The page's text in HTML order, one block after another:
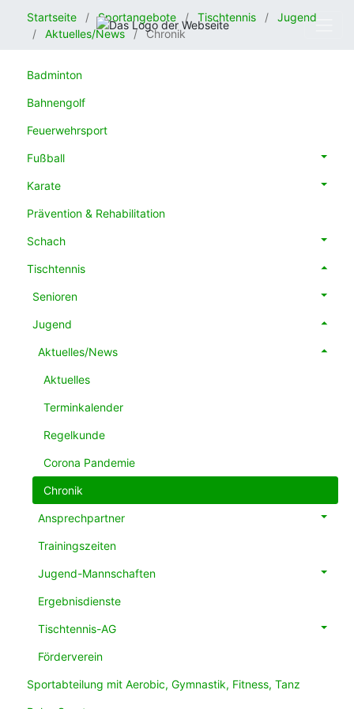
Startseite Sportangebote Tischtennis
Jugend
Aktuelles/News
Chronik
Badminton
Bahnengolf
Feuerwehrsport
Fußball
Karate
Prävention & Rehabilitation
Schach
Tischtennis
Senioren
Jugend
Aktuelles/News
Aktuelles
Terminkalender
Regelkunde
Corona Pandemie
Chronik
Ansprechpartner
Trainingszeiten
Jugend-Mannschaften
Ergebnisdienste
Tischtennis-AG
Förderverein
Sportabteilung mit Aerobic, Gymnastik, Fitness, Tanz